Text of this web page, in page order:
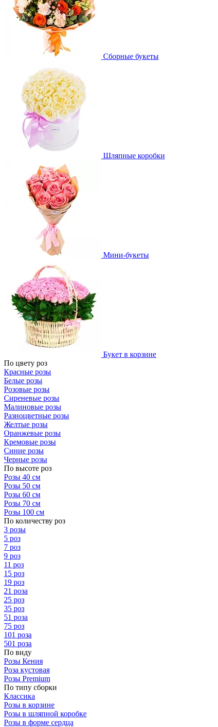
Сборные букеты
Шляпные коробки
Мини-букеты
Букет в корзине
По цвету роз
Красные розы
Белые розы
Розовые розы
Сиреневые розы
Малиновые розы
Разноцветные розы
Желтые розы
Оранжевые розы
Кремовые розы
Синие розы
Черные розы
По высоте роз
Розы 40 см
Розы 50 см
Розы 60 см
Розы 70 см
Розы 100 см
По количеству роз
3 розы
5 роз
7 роз
9 роз
11 роз
15 роз
19 роз
21 роза
25 роз
35 роз
51 роза
75 роз
101 роза
501 роза
По виду
Розы Кения
Роза кустовая
Розы Premium
По типу сборки
Классика
Розы в корзине
Розы в шляпной коробке
Розы в форме сердца